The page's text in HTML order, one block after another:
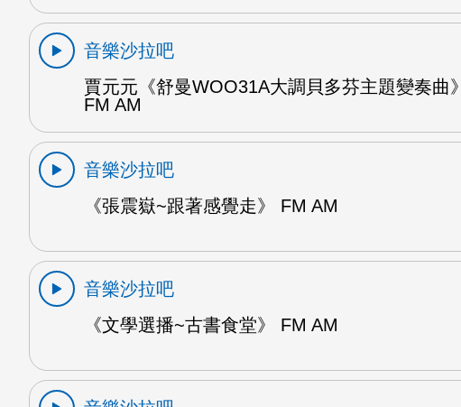
音樂沙拉吧
賈元元《舒曼WOO31A大調貝多芬主題變奏曲》
FM AM
音樂沙拉吧
《張震嶽~跟著感覺走》 FM AM
音樂沙拉吧
《文學選播~古書食堂》 FM AM